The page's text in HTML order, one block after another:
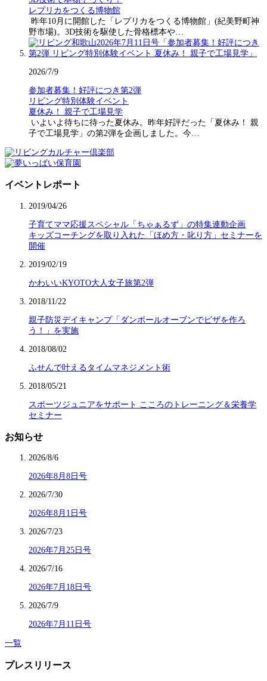
レプリカをつくる博物館
昨年10月に開館した「レプリカをつくる博物館」(紀美野町神
野市場)。3D技術を駆使した骨格標本や…
2026/7/9
参加者募集！好評につき第2弾
リビング特別体験イベント
夏休み！ 親子で工場見学
いよいよ待ちに待った夏休み。昨年好評だった「夏休み！ 親
子で工場見学」の第2弾を企画しました。今…
イベントレポート
2019/04/26
子育てママ応援スペシャル「ちゃぁるず」の特集連動企画
キッズコーチングを取り入れた「ほめ方・叱り方」セミナーを
開催
2019/02/19
かわいいKYOTO大人女子旅第2弾
2018/11/22
親子防災デイキャンプ「ダンボールオーブンでピザを作ろ
う！」を実施
2018/08/02
ふせんで叶えるタイムマネジメント術
2018/05/21
スポーツジュニアをサポート こころのトレーニング＆栄養学
セミナー
お知らせ
2026/8/6
2026年8月8日号
2026/7/30
2026年8月1日号
2026/7/23
2026年7月25日号
2026/7/16
2026年7月18日号
2026/7/9
2026年7月11日号
一覧
プレスリリース